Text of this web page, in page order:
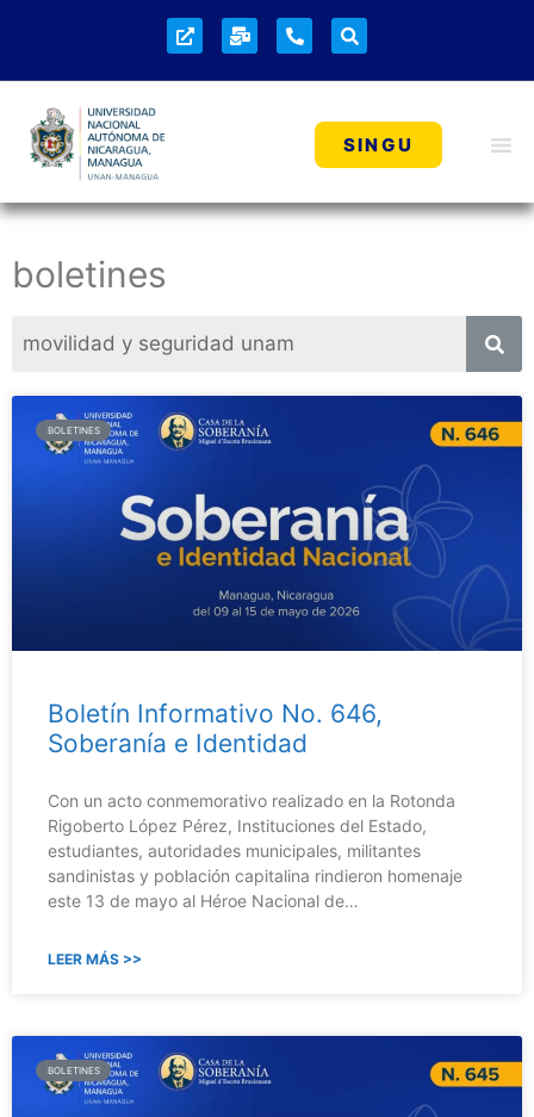
SINGU
boletines
BOLETINES
Boletín Informativo No. 646,
Soberanía e Identidad
Con un acto conmemorativo realizado en la Rotonda
Rigoberto López Pérez, Instituciones del Estado,
estudiantes, autoridades municipales, militantes
sandinistas y población capitalina rindieron homenaje
este 13 de mayo al Héroe Nacional de…
LEER MÁS >>
BOLETINES